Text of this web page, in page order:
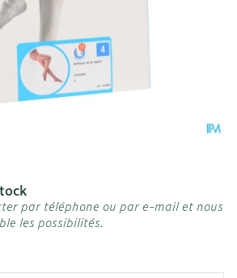
par téléphone ou par e-mail et nous
les possibilités.